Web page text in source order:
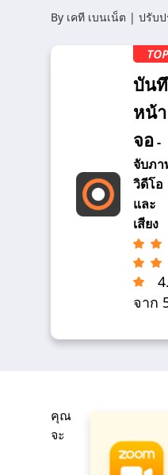
By เคที เบนเน็ต | ปรับป
บัน
หน้า
จอ-
จับภา
วิดีโอ
และ
เสียง
จาก
คุณ
จะ